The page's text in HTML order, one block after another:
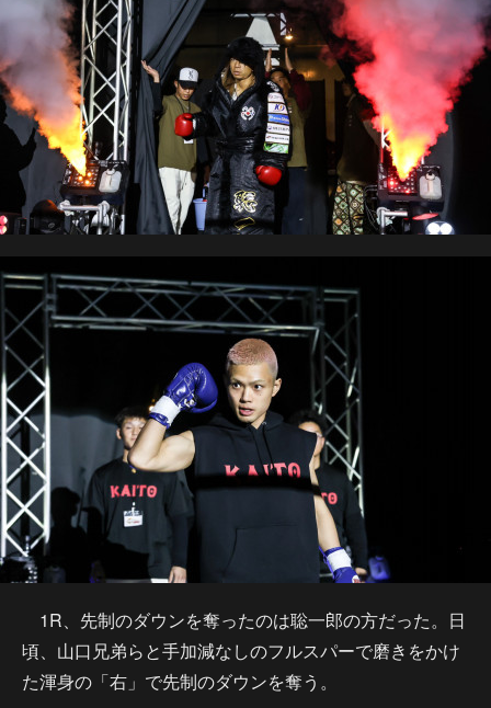
1R、先制のダウンを奪ったのは聡一郎の方だった。日
頃、山口兄弟らと手加減なしのフルスパーで磨きをかけ
た渾身の「右」で先制のダウンを奪う。